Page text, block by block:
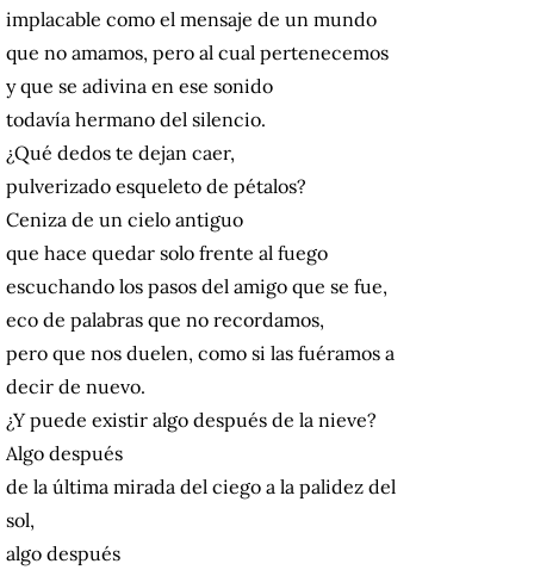
implacable como el mensaje de un mundo
que no amamos, pero al cual pertenecemos
y que se adivina en ese sonido
todavía hermano del silencio.
¿Qué dedos te dejan caer,
pulverizado esqueleto de pétalos?
Ceniza de un cielo antiguo
que hace quedar solo frente al fuego
escuchando los pasos del amigo que se fue,
eco de palabras que no recordamos,
pero que nos duelen, como si las fuéramos a
decir de nuevo.
¿Y puede existir algo después de la nieve?
Algo después
de la última mirada del ciego a la palidez del
sol,
algo después